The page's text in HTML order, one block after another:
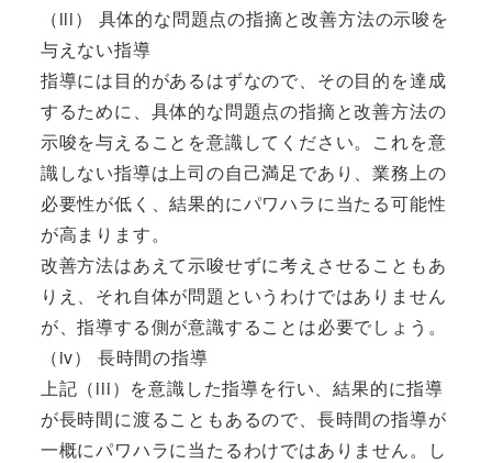
（iii） 具体的な問題点の指摘と改善方法の示唆を
与えない指導
指導には目的があるはずなので、その目的を達成
するために、具体的な問題点の指摘と改善方法の
示唆を与えることを意識してください。これを意
識しない指導は上司の自己満足であり、業務上の
必要性が低く、結果的にパワハラに当たる可能性
が高まります。
改善方法はあえて示唆せずに考えさせることもあ
りえ、それ自体が問題というわけではありません
が、指導する側が意識することは必要でしょう。
（iv） 長時間の指導
上記（iii）を意識した指導を行い、結果的に指導
が長時間に渡ることもあるので、長時間の指導が
一概にパワハラに当たるわけではありません。し